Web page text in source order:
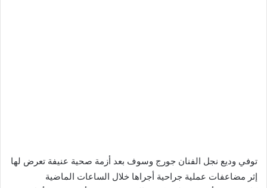
توفي وديع نجل الفنان جورج وسوف بعد أزمة صحية عنيفة تعرض لها
إثر مضاعفات عملية جراحية أجراها خلال الساعات الماضية